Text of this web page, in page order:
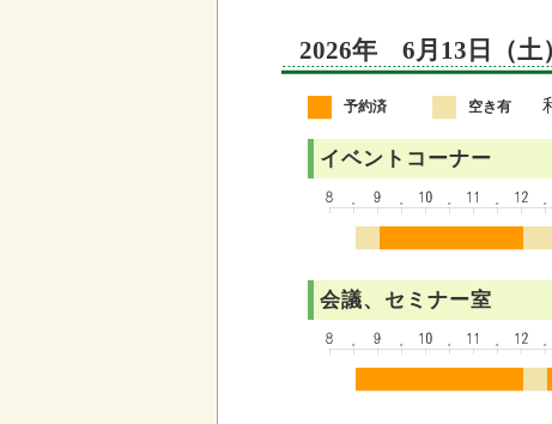
2026年 6月13日（土
予約済 空き有
イベントコーナー
会議、セミナー室